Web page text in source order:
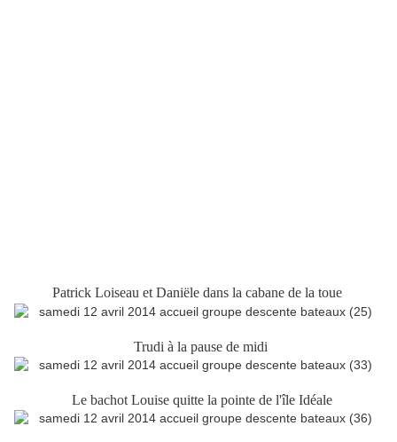
Patrick Loiseau et Daniële dans la cabane de la toue
Trudi à la pause de midi
Le bachot Louise quitte la pointe de l'île Idéale